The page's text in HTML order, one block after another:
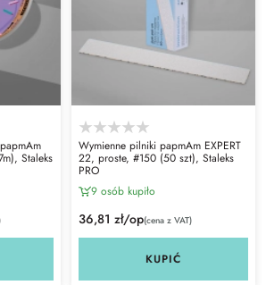
Staleks
Wymienne pilniki papmAm EXPERT
22, proste, #150 (50 szt), Staleks
PRO
9 osób kupiło
36,81 zł/op(cena z VAT)
KUPIĆ